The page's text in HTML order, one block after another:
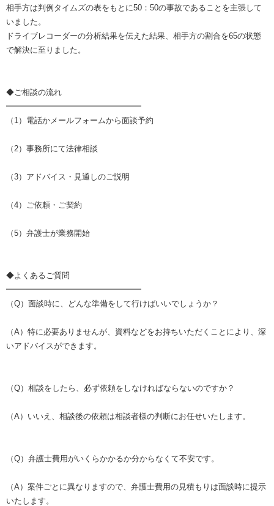
相手方は判例タイムズの表をもとに50：50の事故であることを主張して
いました。
ドライブレコーダーの分析結果を伝えた結果、相手方の割合を65の状態
で解決に至りました。
◆ご相談の流れ
━━━━━━━━━━━━━━━━━
（1）電話かメールフォームから面談予約
（2）事務所にて法律相談
（3）アドバイス・見通しのご説明
（4）ご依頼・ご契約
（5）弁護士が業務開始
◆よくあるご質問
━━━━━━━━━━━━━━━━━
（Q）面談時に、どんな準備をして行けばいいでしょうか？
（A）特に必要ありませんが、資料などをお持ちいただくことにより、深
いアドバイスができます。
（Q）相談をしたら、必ず依頼をしなければならないのですか？
（A）いいえ、相談後の依頼は相談者様の判断にお任せいたします。
（Q）弁護士費用がいくらかかるか分からなくて不安です。
（A）案件ごとに異なりますので、弁護士費用の見積もりは面談時に提示
いたします。